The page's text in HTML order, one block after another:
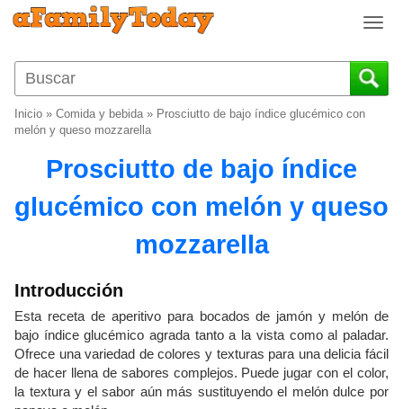
T
g
g
i
n
Inicio » Comida y bebida» Prosciutto de bajo índice glucémico con
melón y queso mozzarella
Prosciutto de bajo índice
glucémico con melón y queso
mozzarella
Introducción
Esta receta de aperitivo para bocados de jamón y melón de
bajo índice glucémico agrada tanto a la vista como al paladar.
Ofrece una variedad de colores y texturas para una delicia fácil
de hacer llena de sabores complejos. Puede jugar con el color,
la textura y el sabor aún más sustituyendo el melón dulce por